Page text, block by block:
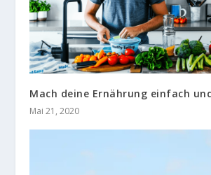
Mach deine Ernährung einfach
Mai 21, 2020